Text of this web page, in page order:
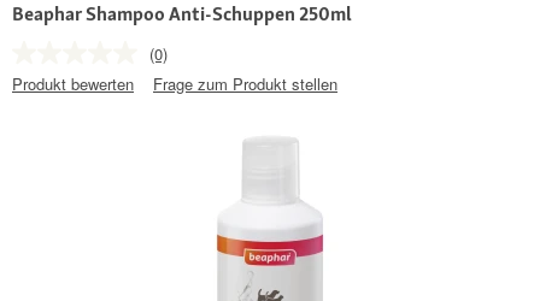
Beaphar Shampoo Anti-Schuppen 250ml
(0)
Produkt bewerten
Frage zum Produkt stellen